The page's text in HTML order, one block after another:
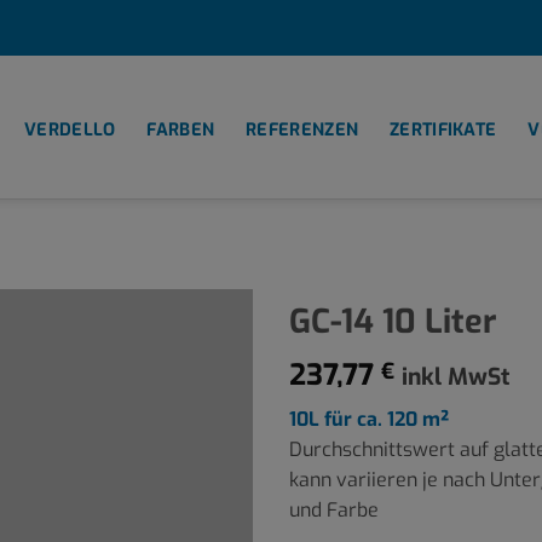
VERDELLO FARBEN REFERENZEN ZERTIFIKATE
GC-14 10 Liter
237,77 € inkl MwSt
10L für ca. 120 m²
Durchschnittswert auf
kann variieren je nach
und Farbe